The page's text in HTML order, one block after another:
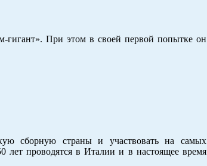
гигант». При этом в своей первой попытке он
сборную страны и участвовать на самых
лет проводятся в Италии и в настоящее время